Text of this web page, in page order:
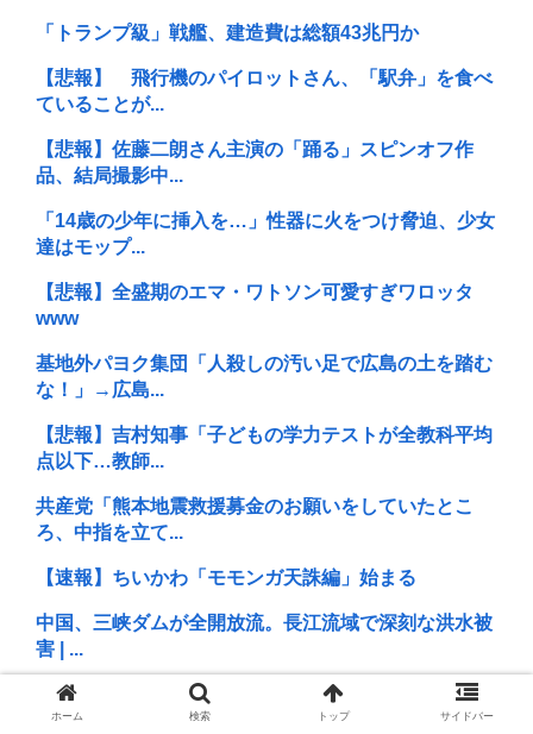
「トランプ級」戦艦、建造費は総額43兆円か
【悲報】 飛行機のパイロットさん、「駅弁」を食べ
ていることが...
【悲報】佐藤二朗さん主演の「踊る」スピンオフ作
品、結局撮影中...
「14歳の少年に挿入を…」性器に火をつけ脅迫、少女
達はモップ...
【悲報】全盛期のエマ・ワトソン可愛すぎワロッタ
www
基地外パヨク集団「人殺しの汚い足で広島の土を踏む
な！」→広島...
【悲報】吉村知事「子どもの学力テストが全教科平均
点以下…教師...
共産党「熊本地震救援募金のお願いをしていたとこ
ろ、中指を立て...
【速報】ちいかわ「モモンガ天誅編」始まる
中国、三峡ダムが全開放流。長江流域で深刻な洪水被
害 | ...
マイナンバーカード約90万枚”返納”、その理由とは？
返納した...
ホーム 検索 トップ サイドバー